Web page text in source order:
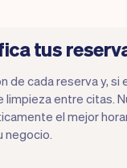
tus
de cada reserva y, si
limpieza entre citas.
el mejor
negocio.